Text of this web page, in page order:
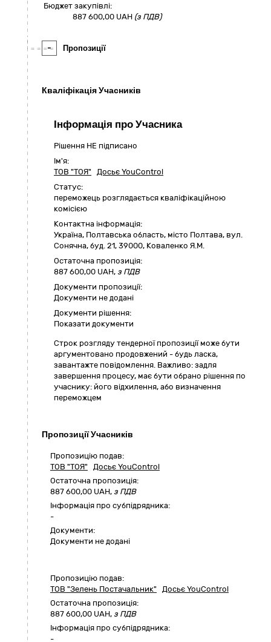
Бюджет закупівлі:
887 600,00 UAH (з ПДВ)
- Пропозиції
Кваліфікація Учасників
Інформація про Учасника
Рішення НЕ підписано
Ім'я:
ТОВ "ТОЯ" Досьє YouControl
Статус:
переможець розглядається кваліфікаційною
комісією
Контактна інформація:
Україна, Полтавська область, місто Полтава, вул.
Сонячна, буд. 21, 39000, Коваленко Я.М.
Остаточна пропозиція:
887 600,00 UAH, з ПДВ
Документи пропозиції:
Документи не додані
Документи рішення:
Показати документи
Cтрок розгляду тендерної пропозиції може бути
аргументовано продовжений - будь ласка,
завантажте повідомлення. Важливо: задля
завершення процесу, має бути обрано рішення по
учаснику: його відхилення, або визначення
переможцем
Пропозиції Учасників
Пропозицію подав:
ТОВ "ТОЯ" Досьє YouControl
Остаточна пропозиція:
887 600,00 UAH, з ПДВ
Інформація про субпідрядника:
-
Документи:
Документи не додані
Пропозицію подав:
ТОВ "Зелень Постачальник" Досьє YouControl
Остаточна пропозиція:
887 600,00 UAH, з ПДВ
Інформація про субпідрядника:
-